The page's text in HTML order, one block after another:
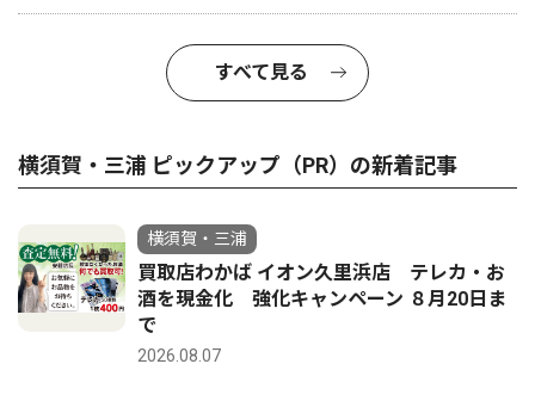
すべて見る
横須賀・三浦 ピックアップ（PR）の新着記事
横須賀・三浦
買取店わかば イオン久里浜店 テレカ・お
酒を現金化 強化キャンペーン ８月20日ま
で
2026.08.07